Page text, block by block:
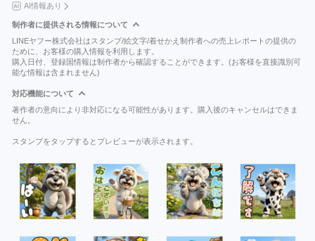
AI情報あり
制作者に提供される情報について
LINEヤフー株式会社はスタンプ/絵文字/着せかえ制作者への売上レポートの提供の
ために、お客様の購入情報を利用します。
購入日付、登録国情報は制作者から確認することができます。(お客様を直接識別可
能な情報は含まれません)
対応機能について
著作者の意向により非対応になる可能性があります。購入後のキャンセルはできま
せん。
スタンプをタップするとプレビューが表示されます。